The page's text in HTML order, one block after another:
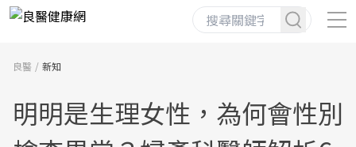
良醫 新知
明明是生理女性，為何會性別